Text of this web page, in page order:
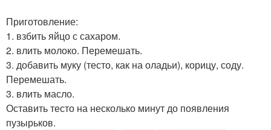
Приготовление:
1. взбить яйцо с сахаром.
2. влить молоко. Перемешать.
3. добавить муку (тесто, как на оладьи), корицу, соду.
Перемешать.
3. влить масло.
Оставить тесто на несколько минут до появления
пузырьков.